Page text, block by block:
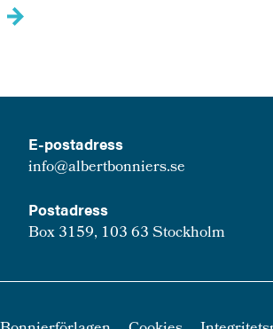
E-postadress
info@albertbonniers.se
Postadress
Box 3159, 103 63 Stockholm